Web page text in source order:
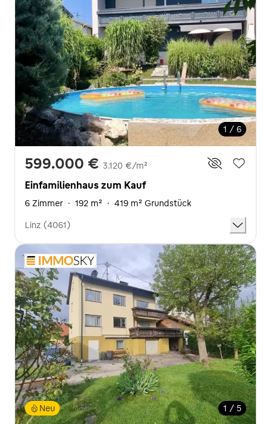
1 / 6
599.000 € 3.120 €/m²
Einfamilienhaus zum Kauf
6 Zimmer · 192 m² · 419 m² Grundstück
Linz (4061)
1 / 5
Neu